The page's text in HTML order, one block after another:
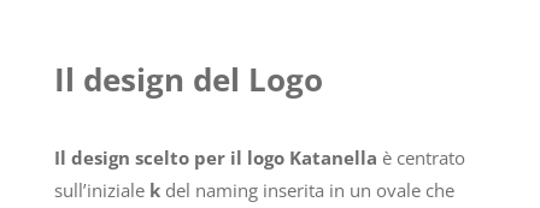
Il design del Logo
Il design scelto per il logo Katanella è centrato
sull’iniziale kdel naming inserita in un ovale che